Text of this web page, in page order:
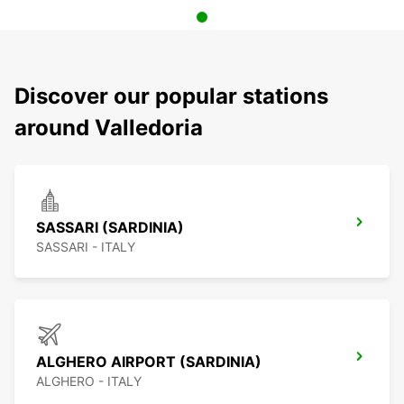
Discover our popular stations
around Valledoria
SASSARI (SARDINIA)
SASSARI - ITALY
ALGHERO AIRPORT (SARDINIA)
ALGHERO - ITALY